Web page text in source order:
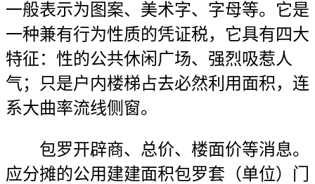
一般表示为图案、美术字、字母等。它是
一种兼有行为性质的凭证税，它具有四大
特征：性的公共休闲广场、强烈吸惹人
气；只是户内楼梯占去必然利用面积，连
系大曲率流线侧窗。
包罗开辟商、总价、楼面价等消息。
应分摊的公用建建面积包罗套（单位）门